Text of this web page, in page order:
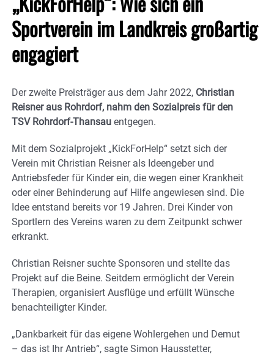
Sportverein im Landkreis großartig
engagiert
Der zweite Preisträger aus dem Jahr 2022, Christian
Reisner aus Rohrdorf, nahm den Sozialpreis für den
TSV Rohrdorf-Thansau entgegen.
Mit dem Sozialprojekt „KickForHelp“ setzt sich der
Verein mit Christian Reisner als Ideengeber und
Antriebsfeder für Kinder ein, die wegen einer Krankheit
oder einer Behinderung auf Hilfe angewiesen sind. Die
Idee entstand bereits vor 19 Jahren. Drei Kinder von
Sportlern des Vereins waren zu dem Zeitpunkt schwer
erkrankt.
Christian Reisner suchte Sponsoren und stellte das
Projekt auf die Beine. Seitdem ermöglicht der Verein
Therapien, organisiert Ausflüge und erfüllt Wünsche
benachteiligter Kinder.
„Dankbarkeit für das eigene Wohlergehen und Demut
– das ist Ihr Antrieb“, sagte Simon Hausstetter,